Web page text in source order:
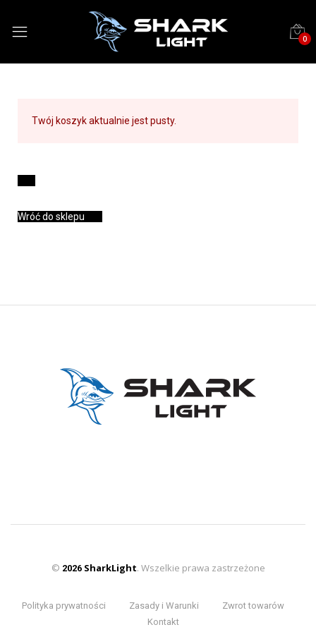
0
Twój koszyk aktualnie jest pusty.
Wróć do sklepu
© 2026 SharkLight. Wszelkie prawa zastrzeżone
Polityka prywatności Zasady i Warunki
Zwrot towarów
Kontakt